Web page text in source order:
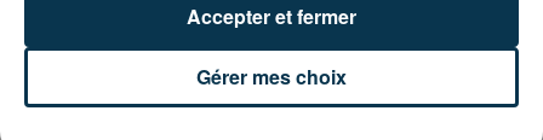
L’ASSE RÉDUIT FACE À SOCHAUX, UNE
PREMIÈRE VICTOIRE POUR NOS VERTS ?
Gérer mes choix
Accepter et fermer